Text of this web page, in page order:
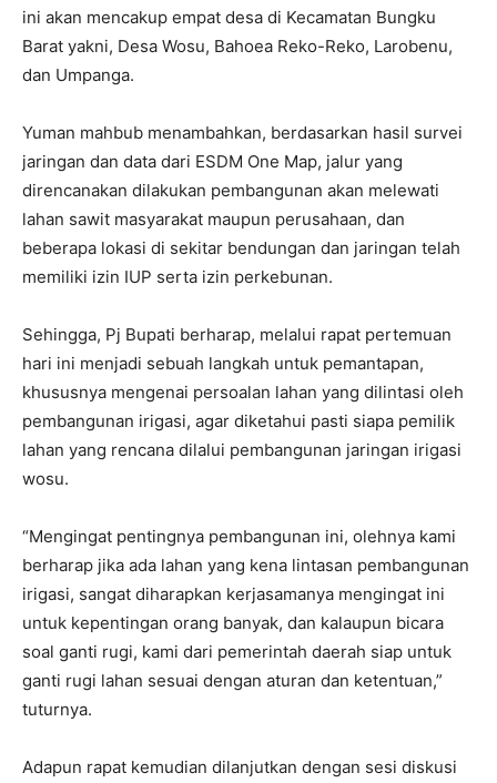
ini akan mencakup empat desa di Kecamatan Bungku
Barat yakni, Desa Wosu, Bahoea Reko-Reko, Larobenu,
dan Umpanga.
Yuman mahbub menambahkan, berdasarkan hasil survei
jaringan dan data dari ESDM One Map, jalur yang
direncanakan dilakukan pembangunan akan melewati
lahan sawit masyarakat maupun perusahaan, dan
beberapa lokasi di sekitar bendungan dan jaringan telah
memiliki izin IUP serta izin perkebunan.
Sehingga, Pj Bupati berharap, melalui rapat pertemuan
hari ini menjadi sebuah langkah untuk pemantapan,
khususnya mengenai persoalan lahan yang dilintasi oleh
pembangunan irigasi, agar diketahui pasti siapa pemilik
lahan yang rencana dilalui pembangunan jaringan irigasi
wosu.
“Mengingat pentingnya pembangunan ini, olehnya kami
berharap jika ada lahan yang kena lintasan pembangunan
irigasi, sangat diharapkan kerjasamanya mengingat ini
untuk kepentingan orang banyak, dan kalaupun bicara
soal ganti rugi, kami dari pemerintah daerah siap untuk
ganti rugi lahan sesuai dengan aturan dan ketentuan,”
tuturnya.
Adapun rapat kemudian dilanjutkan dengan sesi diskusi